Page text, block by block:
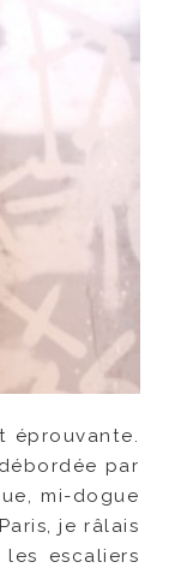
éprouvante.
par
mi-dogue
je râlais
escaliers